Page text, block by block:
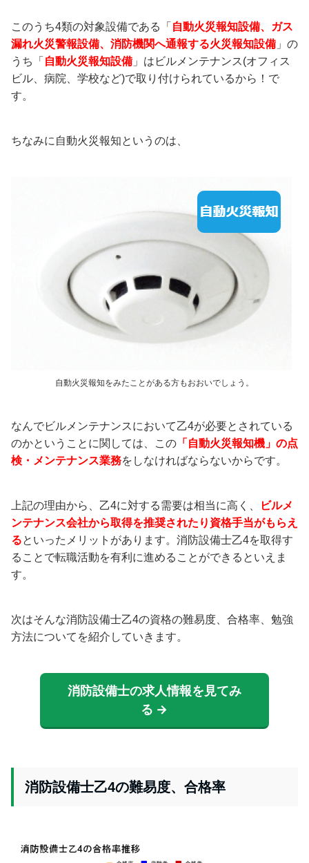
このうち4類の対象設備である「 自動火災報知設備、ガス
漏れ火災警報設備、消防機関へ通報する火災報知設備 」の
うち「 自動火災報知設備 」はビルメンテナンス(オフィス
ビル、病院、学校など)で取り付けられているから！で
す。
ちなみに自動火災報知というのは、
自動火災報知をみたことがある方もおおいでしょう。
なんでビルメンテナンスにおいて乙4が必要とされている
のかということに関しては、この 「自動火災報知機」の点
検・メンテナンス業務をしなければならないからです。
上記の理由から、乙4に対する需要は相当に高く、
ビルメ
ンテナンス会社から取得を推奨されたり資格手当がもらえ
るといったメリットがあります。消防設備士乙4を取得す
ることで転職活動を有利に進めることができるといえま
す。
次はそんな消防設備士乙4の資格の難易度、合格率、勉強
方法についてを紹介していきます。
消防設備士の求人情報を見てみ
る →
消防設備士乙4の難易度、合格率